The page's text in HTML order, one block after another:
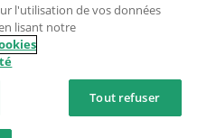
l'utilisation de vos données
lisant notre
Tout refuser